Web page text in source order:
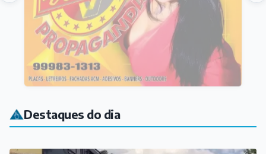
Destaques do dia